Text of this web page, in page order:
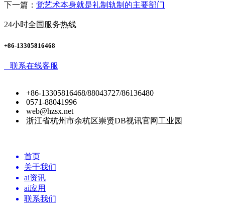
下一篇： 觉艺术本身就是礼制轨制的主要部门
24小时全国服务热线
+86-13305816468
联系在线客服
+86-13305816468/88043727/86136480
0571-88041996
web@hzsx.net
浙江省杭州市余杭区崇贤DB视讯官网工业园
首页
关于我们
ai资讯
ai应用
联系我们